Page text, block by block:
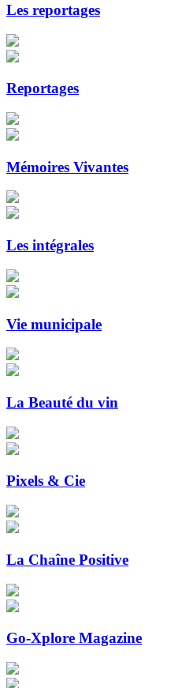
Les reportages
Reportages
Mémoires Vivantes
Les intégrales
Vie municipale
La Beauté du vin
Pixels & Cie
La Chaîne Positive
Go-Xplore Magazine